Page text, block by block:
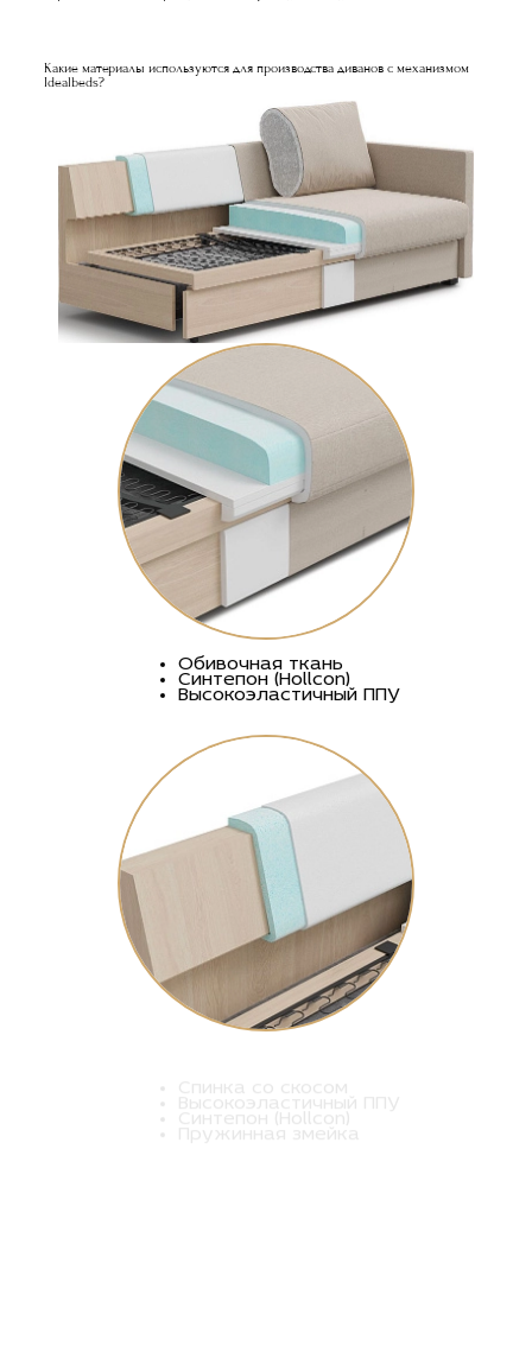
Какие материалы используются для производства диванов с механизмом
Idealbeds?
Обивочная ткань
Синтепон (Hollcon)
Высокоэластичный ППУ
Синтепон (Hollcon)
Пружинная змейка